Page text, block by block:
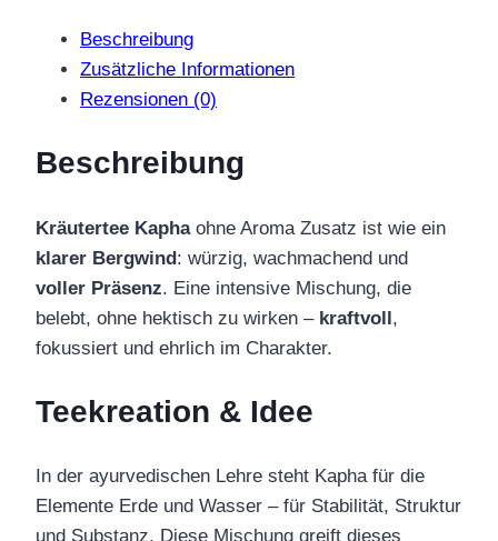
Beschreibung
Zusätzliche Informationen
Rezensionen (0)
Beschreibung
Kräutertee Kaphaohne Aroma Zusatz ist wie ein
klarer Bergwind: würzig, wachmachend und
voller Präsenz. Eine intensive Mischung, die
belebt, ohne hektisch zu wirken – kraftvoll,
fokussiert und ehrlich im Charakter.
Teekreation & Idee
In der ayurvedischen Lehre steht Kapha für die
Elemente Erde und Wasser – für Stabilität, Struktur
und Substanz. Diese Mischung greift dieses